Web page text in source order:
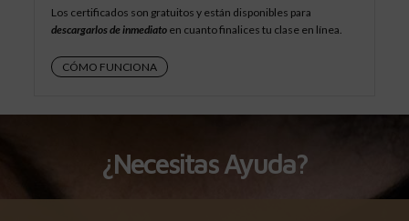
Los certificados son gratuitos y están disponibles para
descargarlos de inmediato en cuanto finalices tu clase en línea.
CÓMO FUNCIONA
¿Necesitas Ayuda?